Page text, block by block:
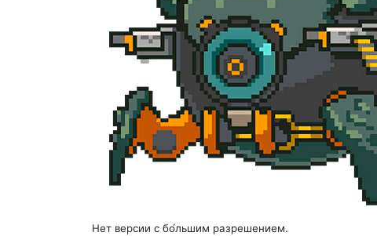
Нет версии с бо́льшим разрешением.